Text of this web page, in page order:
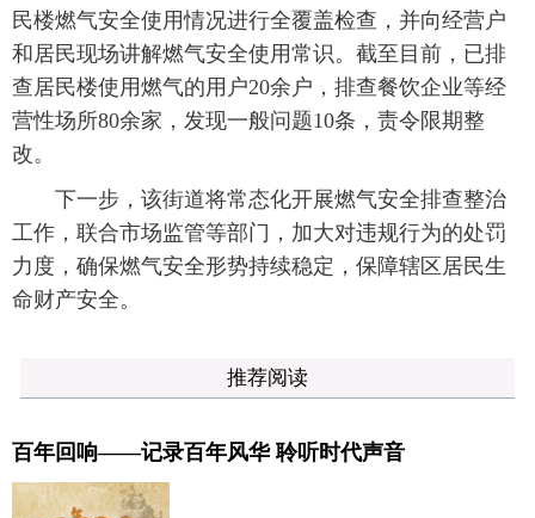
民楼燃气安全使用情况进行全覆盖检查，并向经营户
和居民现场讲解燃气安全使用常识。截至目前，已排
查居民楼使用燃气的用户20余户，排查餐饮企业等经
营性场所80余家，发现一般问题10条，责令限期整
改。
下一步，该街道将常态化开展燃气安全排查整治
工作，联合市场监管等部门，加大对违规行为的处罚
力度，确保燃气安全形势持续稳定，保障辖区居民生
命财产安全。
推荐阅读
百年回响——记录百年风华 聆听时代声音